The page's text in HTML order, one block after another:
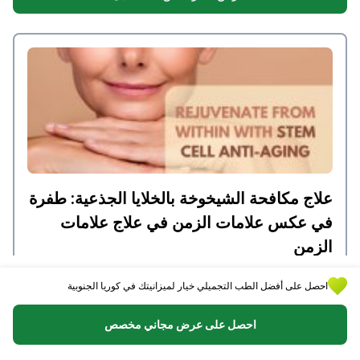
احصل على أفضل الطب التجميلي خيار لميزانيتك في كوريا الجنوبية
احصل على عرض مجاني مخصص
علاج مكافحة الشيخوخة بالخلايا الجذعية: طفرة
في عكس علامات الزمن في علاج علامات
الزمن
كتب بواسطة Mariia Mytrofankina